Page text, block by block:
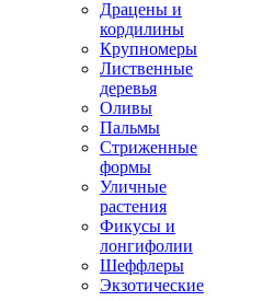
Драцены и
кордилины
Крупномеры
Лиственные
деревья
Оливы
Пальмы
Стриженные
формы
Уличные
растения
Фикусы и
лонгифолии
Шеффлеры
Экзотические